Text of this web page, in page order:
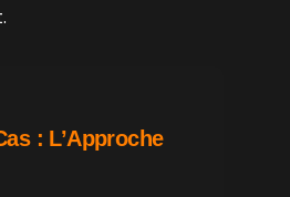
: L’Approche